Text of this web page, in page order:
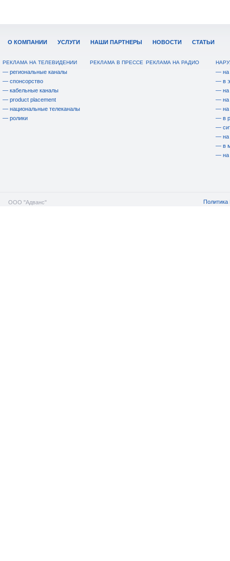
О КОМПАНИИ УСЛУГИ НАШИ ПАРТНЕРЫ НОВОСТИ СТАТЬИ
РЕКЛАМА НА ТЕЛЕВИДЕНИИ
— региональные каналы
— спонсорство
— кабельные каналы
— product placement
— национальные телеканалы
— ролики
РЕКЛАМА В ПРЕССЕ РЕКЛАМА НА РАДИО
— на
— в
— на
— на
— на
— в
—
— на
— в
— на
ООО "Адванс" Политика